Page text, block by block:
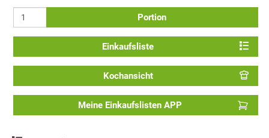
Portion
Einkaufsliste
Kochansicht
Meine Einkaufslisten APP